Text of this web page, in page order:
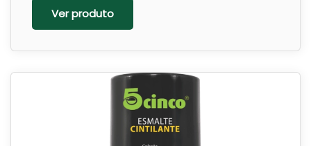
Ver produto